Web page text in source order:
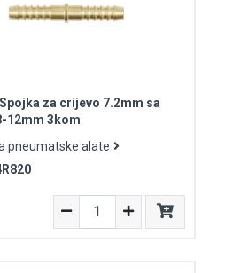
za crijevo 7.2mm sa
12mm 3kom
pneumatske alate